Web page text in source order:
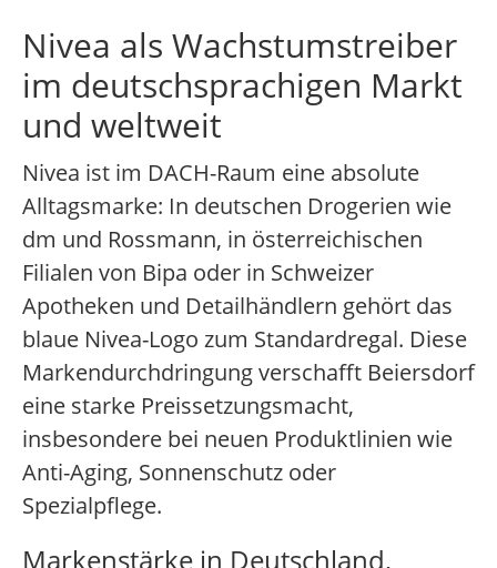
Nivea als Wachstumstreiber
im deutschsprachigen Markt
und weltweit
Nivea ist im DACH-Raum eine absolute
Alltagsmarke: In deutschen Drogerien wie
dm und Rossmann, in österreichischen
Filialen von Bipa oder in Schweizer
Apotheken und Detailhändlern gehört das
blaue Nivea-Logo zum Standardregal. Diese
Markendurchdringung verschafft Beiersdorf
eine starke Preissetzungsmacht,
insbesondere bei neuen Produktlinien wie
Anti-Aging, Sonnenschutz oder
Spezialpflege.
Markenstärke in Deutschland,